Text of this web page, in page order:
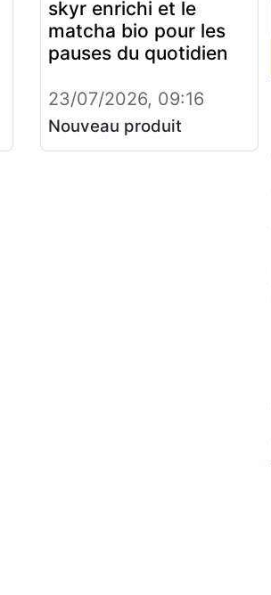
skyr enrichi et le
matcha bio pour les
pauses du quotidien
23/07/2026, 09:16
Nouveau produit